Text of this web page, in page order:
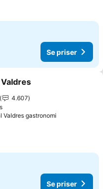
Se priser
favoritter
4.607
Valdres gastronomi
Se priser